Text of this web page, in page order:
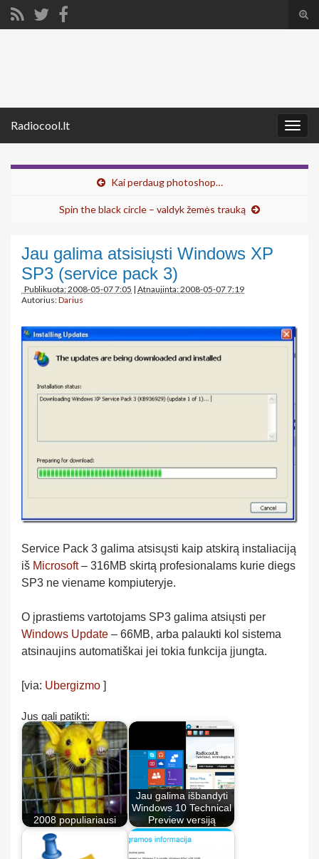
Radiocool.lt
Kai perdaug photoshop…
Spin the black circle – valdyk žemės trauką
Jau galima atsisiųsti Windows XP
SP3 (service pack 3)
Publikuota: 2008-05-07 7:05 | Atnaujinta: 2008-05-07 7:19
Autorius:Darius
Service Pack 3 galima atsisųsti kaip atskirą instaliaciją
iš Microsoft– 316MB skirtą profesionalams kurie diegs
SP3 ne viename kompiuteryje.
O įprastiems vartotojams SP3 galima atsiųsti per
Windows Update – 66MB, arba palaukti kol sistema
atsinaujins automatiškai jei tokia funkcija įjungta.
[via: Ubergizmo ]
Jus gali patikti:
2008 populiariausi
Jau galima išbandyti
Windows 10 Technical
Preview versiją